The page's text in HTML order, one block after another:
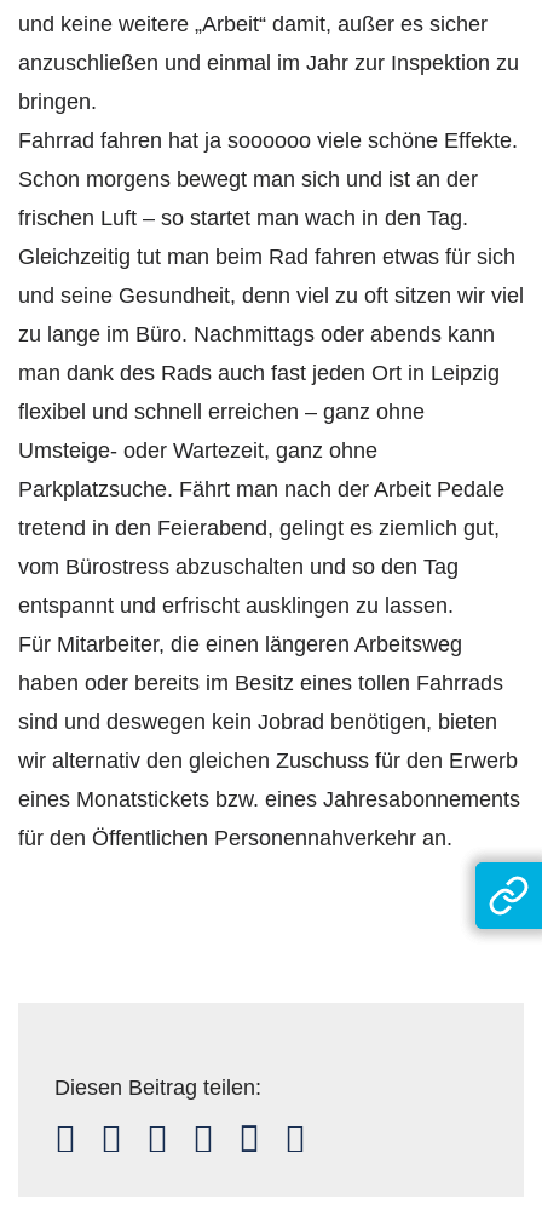
und keine weitere „Arbeit“ damit, außer es sicher
anzuschließen und einmal im Jahr zur Inspektion zu
bringen.
Fahrrad fahren hat ja soooooo viele schöne Effekte.
Schon morgens bewegt man sich und ist an der
frischen Luft – so startet man wach in den Tag.
Gleichzeitig tut man beim Rad fahren etwas für sich
und seine Gesundheit, denn viel zu oft sitzen wir viel
zu lange im Büro. Nachmittags oder abends kann
man dank des Rads auch fast jeden Ort in Leipzig
flexibel und schnell erreichen – ganz ohne
Umsteige- oder Wartezeit, ganz ohne
Parkplatzsuche. Fährt man nach der Arbeit Pedale
tretend in den Feierabend, gelingt es ziemlich gut,
vom Bürostress abzuschalten und so den Tag
entspannt und erfrischt ausklingen zu lassen.
Für Mitarbeiter, die einen längeren Arbeitsweg
haben oder bereits im Besitz eines tollen Fahrrads
sind und deswegen kein Jobrad benötigen, bieten
wir alternativ den gleichen Zuschuss für den Erwerb
eines Monatstickets bzw. eines Jahresabonnements
für den Öffentlichen Personennahverkehr an.
Diesen Beitrag teilen: